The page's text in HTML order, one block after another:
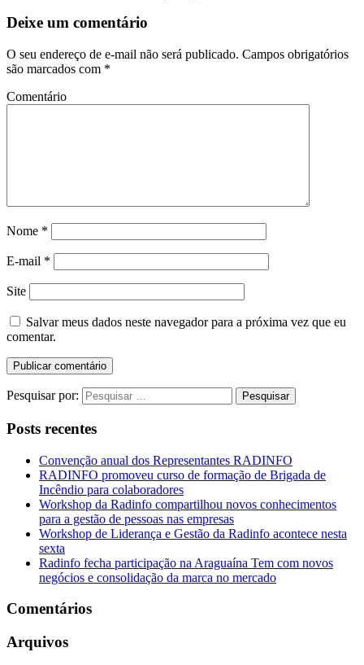
Deixe um comentário
O seu endereço de e-mail não será publicado. Campos obrigatórios
são marcados com *
Comentário
Nome *
E-mail *
Site
Salvar meus dados neste navegador para a próxima vez que eu
comentar.
Pesquisar por:
Posts recentes
Convenção anual dos Representantes RADINFO
RADINFO promoveu curso de formação de Brigada de
Incêndio para colaboradores
Workshop da Radinfo compartilhou novos conhecimentos
para a gestão de pessoas nas empresas
Workshop de Liderança e Gestão da Radinfo acontece nesta
sexta
Radinfo fecha participação na Araguaína Tem com novos
negócios e consolidação da marca no mercado
Comentários
Arquivos